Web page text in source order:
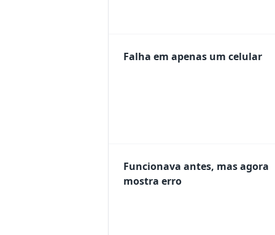
Falha em apenas um celular
Funcionava antes, mas agora
mostra erro